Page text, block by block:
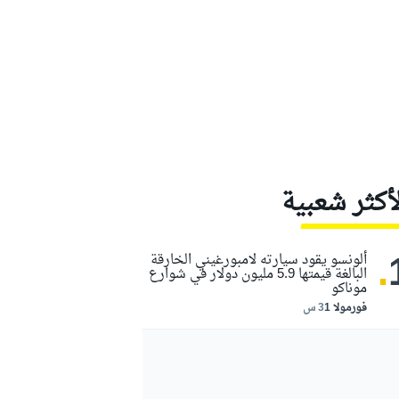
شعبية
. فورمولا 1 3 س
ألونسو يقود سيارته لامبورغيني الخارقة
البالغة قيمتها 5.9 مليون دولار في شوارع
موناكو